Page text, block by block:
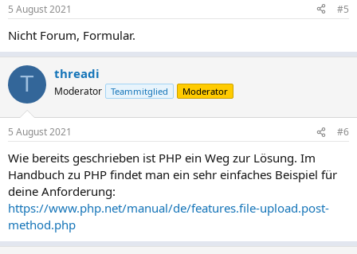
5 August 2021 #5
Nicht Forum, Formular.
T threadi
Moderator Teammitglied Moderator
5 August 2021 #6
Wie bereits geschrieben ist PHP ein Weg zur Lösung. Im
Handbuch zu PHP findet man ein sehr einfaches Beispiel für
deine Anforderung:
https://www.php.net/manual/de/features.file-upload.post-
method.php